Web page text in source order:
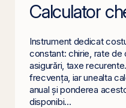
Calculator
Instrument dedicat
constant: chirie, rate de
asigurări, taxe
frecvența, iar unealta
anual și ponderea
disponibi...